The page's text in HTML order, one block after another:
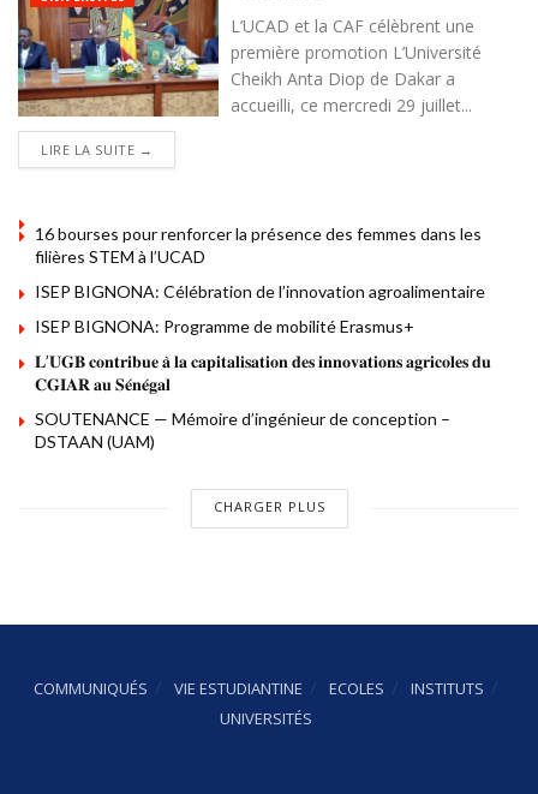
L’UCAD et la CAF célèbrent une
première promotion L’Université
Cheikh Anta Diop de Dakar a
accueilli, ce mercredi 29 juillet...
LIRE LA SUITE →
16 bourses pour renforcer la présence des femmes dans les
filières STEM à l’UCAD
ISEP BIGNONA: Célébration de l’innovation agroalimentaire
ISEP BIGNONA: Programme de mobilité Erasmus+
𝐋’𝐔𝐆𝐁 𝐜𝐨𝐧𝐭𝐫𝐢𝐛𝐮𝐞 𝐚̀ 𝐥𝐚 𝐜𝐚𝐩𝐢𝐭𝐚𝐥𝐢𝐬𝐚𝐭𝐢𝐨𝐧 𝐝𝐞𝐬 𝐢𝐧𝐧𝐨𝐯𝐚𝐭𝐢𝐨𝐧𝐬 𝐚𝐠𝐫𝐢𝐜𝐨𝐥𝐞𝐬 𝐝𝐮
𝐂𝐆𝐈𝐀𝐑 𝐚𝐮 𝐒𝐞́𝐧𝐞́𝐠𝐚𝐥
SOUTENANCE — Mémoire d’ingénieur de conception –
DSTAAN (UAM)
CHARGER PLUS
COMMUNIQUÉS VIE ESTUDIANTINE ECOLES
INSTITUTS
UNIVERSITÉS